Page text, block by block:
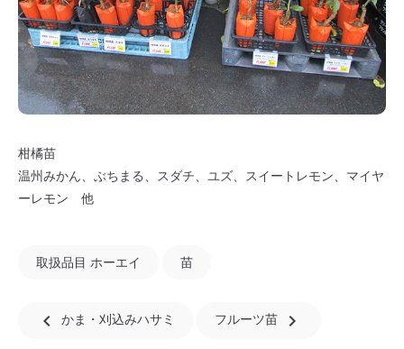
柑橘苗
温州みかん、ぶちまる、スダチ、ユズ、スイートレモン、マイヤ
ーレモン 他
取扱品目 ホーエイ 苗
chevron_left かま・刈込みハサミ フルーツ苗 navigate_next